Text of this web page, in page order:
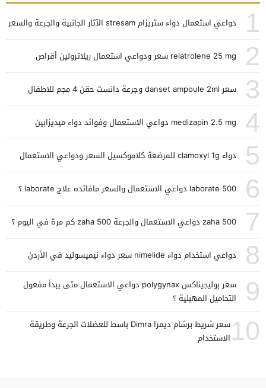
1 دواعي استعمال دواء ستريزام stresam الآثار الجانبية والجرعة والسعر
2 relatrolene 25 mg سعر ودواعي استعمال ريلاترولين أقراص
3 سعر danset ampoule 2ml وجرعة دانست حقن 4 مجم للاطفال
4 medizapin 2.5 mg دواعي الاستعمال وفوائد دواء ميديزابين
5 دواء clamoxyl 1g للمرضعة كلاموكسيل السعر ودواعي الاستعمال
6 laborate 500 دواعي الاستعمال والسعر مافائده علاج laborate ؟
7 zaha 500 دواعي الاستعمال والجرعة zaha 500 كم مرة في اليوم ؟
8 دواعي استخدام دواء nimelide سعر دواء نيميسوليد في الأردن
9
سعر بوليجيناكس polygynax دواعي الاستعمال متى يبدأ مفعول
التحاميل المهبلية ؟
10
سعر شريط برشام ديمرا Dimra باسط للعضلات الجرعة وطريقة
الاستخدام